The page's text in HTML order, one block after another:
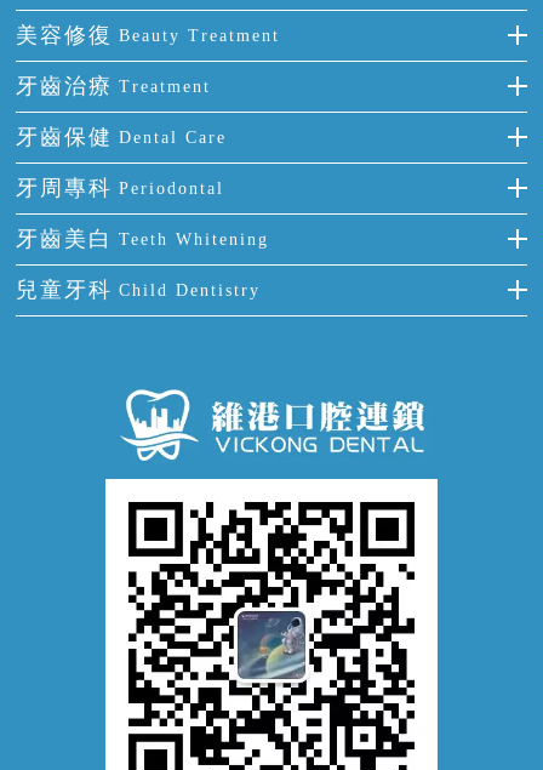
單顆牙缺失
門牙缺失
多顆牙缺失
半口缺失
全口缺失
隱形箍牙
前牙反頜
牙齒擁擠
牙齒前突
牙齒稀疏
美容修復 Beauty Treatment
全瓷牙
烤瓷牙
氟斑牙
四環素牙
活動假牙
牙貼面
牙齒治療 Treatment
補牙
智齒
根管治療
拔牙
牙痛
牙齒保健 Dental Care
正確刷牙
全國愛牙日
預防牙病
牙科通識
牙周專科 Periodontal
牙周炎
牙齦出血
牙齦炎
牙齦萎縮
牙齒美白 Teeth Whitening
冷光美白
兒童牙科 Child Dentistry